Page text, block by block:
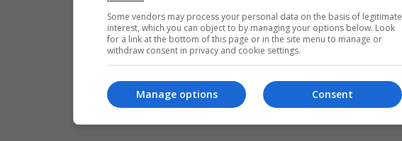
Some vendors may process your personal data on the basis of legitimate
interest, which you can object to by managing your options below. Look
for a link at the bottom of this page or in the site menu to manage or
withdraw consent in privacy and cookie settings.
Consent
Manage options